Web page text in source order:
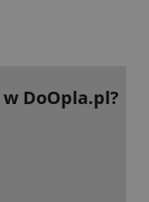
w DoOpla.pl?